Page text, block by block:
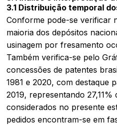
3.1 Distribuição temporal
Conforme pode-se verificar
maioria dos depósitos
usinagem por fresamento
Também verifica-se pelo
concessões de patentes
1981 e 2020, com destaque
2019, representando
considerados no presente
pedidos encontram-se em